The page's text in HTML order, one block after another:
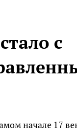
с
начале 17